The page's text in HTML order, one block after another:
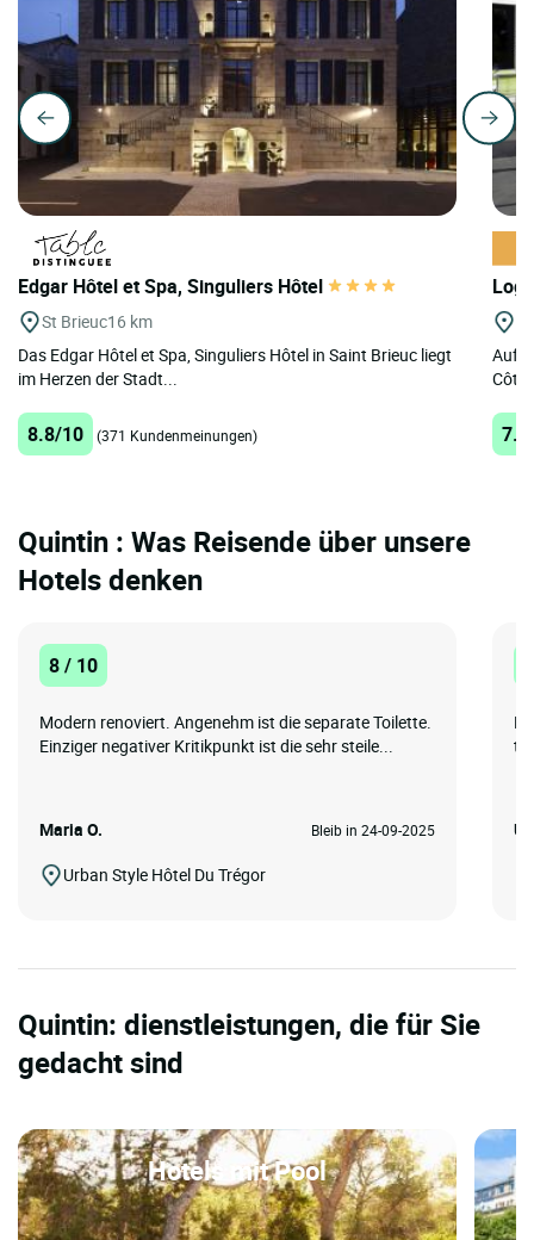
Edgar Hôtel et Spa, Singuliers Hôtel
St Brieuc16 km
Das Edgar Hôtel et Spa, Singuliers Hôtel in Saint Brieuc liegt
im Herzen der Stadt...
8.8/10 (371 Kundenmeinungen)
Auf
Quintin : Was Reisende über unsere
Hotels denken
8 / 10
Modern renoviert. Angenehm ist die separate Toilette.
Einziger negativer Kritikpunkt ist die sehr steile...
Maria O. Bleib in 24-09-2025
Urban Style Hôtel Du Trégor
Quintin: dienstleistungen, die für Sie
gedacht sind
Hotels mit Pool